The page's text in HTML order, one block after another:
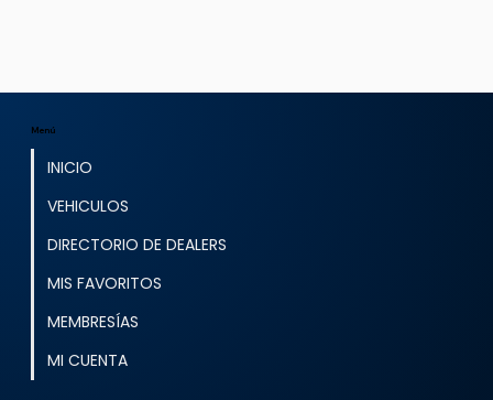
Menú
INICIO
VEHICULOS
DIRECTORIO DE DEALERS
MIS FAVORITOS
MEMBRESÍAS
MI CUENTA